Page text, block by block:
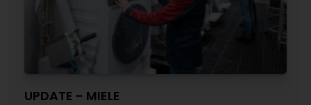
UPDATE - MIELE